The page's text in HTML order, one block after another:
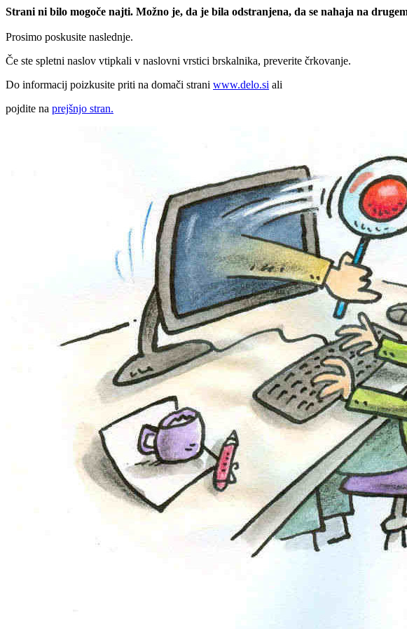
Strani ni bilo mogoče najti. Možno je, da je bila odstranjena, da se nahaja na
Prosimo poskusite naslednje.
Če ste spletni naslov vtipkali v naslovni vrstici brskalnika, preverite črkovanje.
Do informacij poizkusite priti na domači strani www.delo.si ali
pojdite na prejšnjo stran.